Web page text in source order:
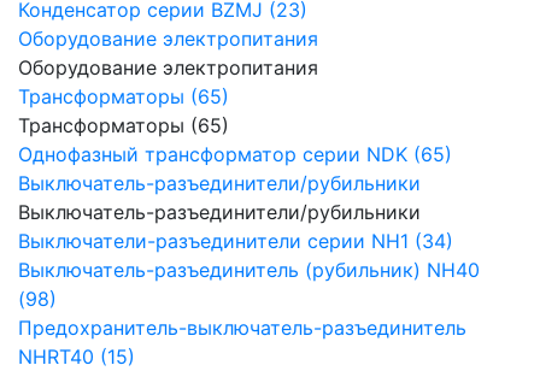
Конденсатор серии BZMJ (23)
Оборудование электропитания
Оборудование электропитания
Трансформаторы (65)
Трансформаторы (65)
Однофазный трансформатор серии NDK (65)
Выключатель-разъединители/рубильники
Выключатель-разъединители/рубильники
Выключатели-разъединители серии NH1 (34)
Выключатель-разъединитель (рубильник) NH40
(98)
Предохранитель-выключатель-разъединитель
NHRT40 (15)